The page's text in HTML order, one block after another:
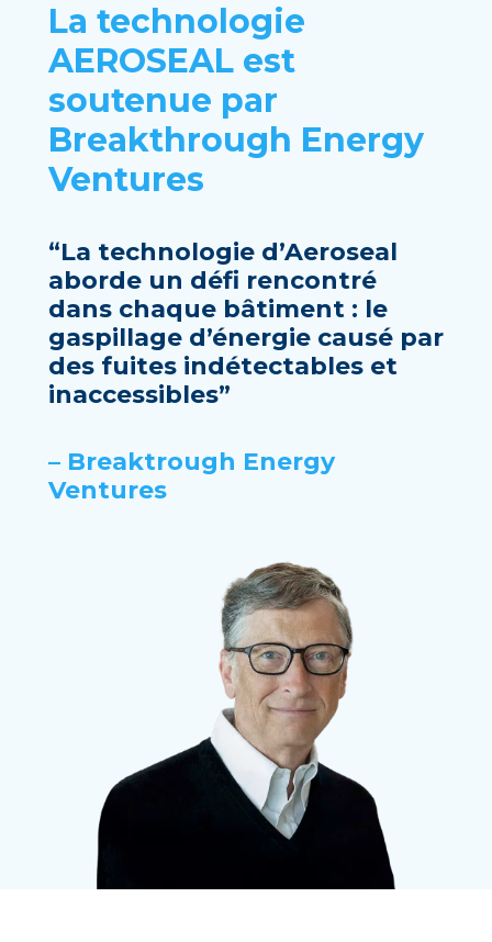
La technologie
AEROSEAL est
soutenue par
Breakthrough Energy
Ventures
“La technologie d’Aeroseal
aborde un défi rencontré
dans chaque bâtiment : le
gaspillage d’énergie causé par
des fuites indétectables et
inaccessibles”
– Breaktrough Energy
Ventures